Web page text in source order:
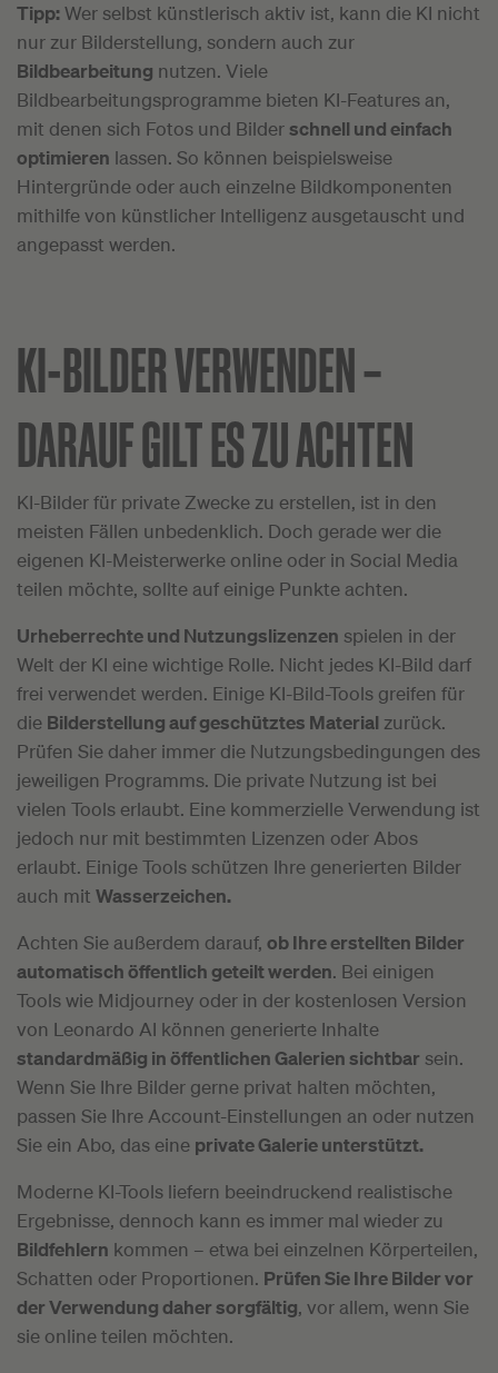
Tipp:Wer selbst künstlerisch aktiv ist, kann die KI nicht
nur zur Bilderstellung, sondern auch zur
Bildbearbeitung nutzen. Viele
Bildbearbeitungsprogramme bieten KI-Features an,
mit denen sich Fotos und Bilderschnell und einfach
optimieren lassen. So können beispielsweise
Hintergründe oder auch einzelne Bildkomponenten
mithilfe von künstlicher Intelligenz ausgetauscht und
angepasst werden.
KI-BILDER VERWENDEN –
DARAUF GILT ES ZU ACHTEN
KI-Bilder für private Zwecke zu erstellen, ist in den
meisten Fällen unbedenklich. Doch gerade wer die
eigenen KI-Meisterwerke online oder in Social Media
teilen möchte, sollte auf einige Punkte achten.
Urheberrechte und Nutzungslizenzen spielen in der
Welt der KI eine wichtige Rolle. Nicht jedes KI-Bild darf
frei verwendet werden. Einige KI-Bild-Tools greifen für
die Bilderstellung auf geschütztes Material zurück.
Prüfen Sie daher immer die Nutzungsbedingungen des
jeweiligen Programms. Die private Nutzung ist bei
vielen Tools erlaubt. Eine kommerzielle Verwendung ist
jedoch nur mit bestimmten Lizenzen oder Abos
erlaubt. Einige Tools schützen Ihre generierten Bilder
auch mit Wasserzeichen.
Achten Sie außerdem darauf, ob Ihre erstellten Bilder
automatisch öffentlich geteilt werden. Bei einigen
Tools wie Midjourney oder in der kostenlosen Version
von Leonardo AI können generierte Inhalte
standardmäßig in öffentlichen Galerien sichtbar sein.
Wenn Sie Ihre Bilder gerne privat halten möchten,
passen Sie Ihre Account-Einstellungen an oder nutzen
Sie ein Abo, das eine private Galerie unterstützt.
Moderne KI-Tools liefern beeindruckend realistische
Ergebnisse, dennoch kann es immer mal wieder zu
Bildfehlern kommen – etwa bei einzelnen Körperteilen,
Schatten oder Proportionen. Prüfen Sie Ihre Bilder vor
der Verwendung daher sorgfältig, vor allem, wenn Sie
sie online teilen möchten.